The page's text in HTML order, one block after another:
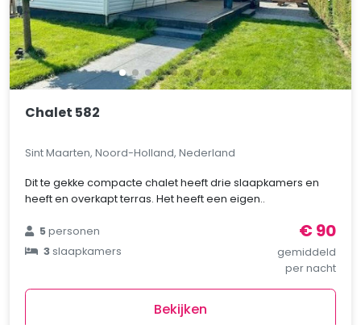
Chalet 582
Sint Maarten, Noord-Holland, Nederland
Dit te gekke compacte chalet heeft drie slaapkamers en
heeft en overkapt terras. Het heeft een eigen..
5personen
3slaapkamers
€ 90
gemiddeld
per nacht
Bekijken